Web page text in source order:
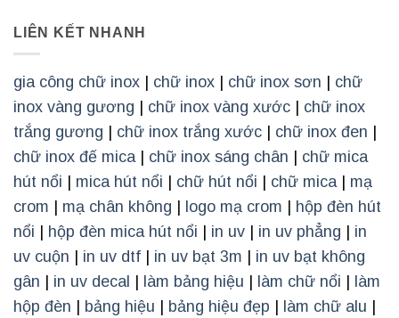
LIÊN KẾT NHANH
gia công chữ inox chữ inox chữ inox sơn
chữ
inox vàng gương
chữ inox vàng xước
chữ inox
trắng gương
chữ inox trắng xước chữ inox đen
chữ inox đế mica| chữ inox sáng chân
chữ mica
hút nổi
mica hút nổi chữ hút nổi chữ mica| mạ
crom
mạ chân không logo mạ crom
hộp đèn hút
nổi
hộp đèn mica hút nổi in uv in uv phẳng
in
uv cuộn
in uv dtf in uv bạt 3m
in uv bạt không
gân
in uv decal làm bảng hiệu làm chữ nổi
làm
hộp đèn
bảng hiệu bảng hiệu đẹp làm chữ alu